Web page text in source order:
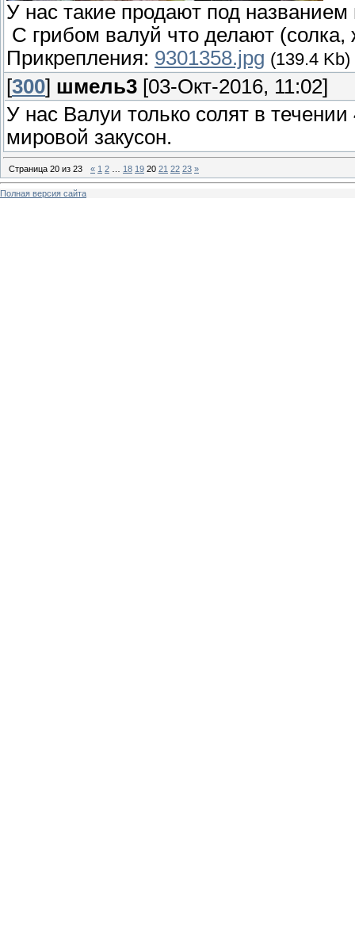
У нас такие продают под
С грибом валуй что делают (солка,
Прикрепления: 9301358.jpg (139.4 Kb)
[300] шмель3 [03-Окт-2016, 11:02]
У нас Валуи только солят в
мировой закусон.
Страница 20 из 23 « 1 2 18 19 20 21 22 23 »
Полная версия сайта